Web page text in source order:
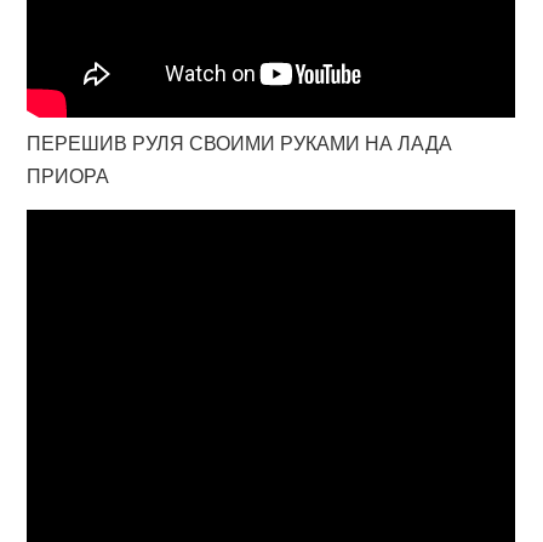
ПЕРЕШИВ РУЛЯ СВОИМИ РУКАМИ НА ЛАДА
ПРИОРА